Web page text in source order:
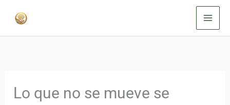
contenido
Lo que no se mueve se